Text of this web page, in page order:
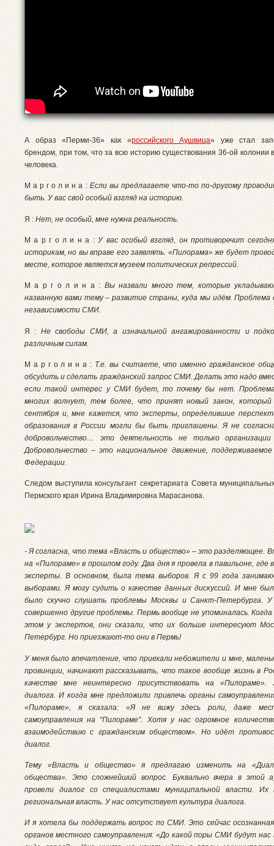
А образ «Перми-36» как «российского Аушвица» уже стал
брендом, при том, что за всю историю существования 36-ой колонии
человека.
М а р г о л и н а :Если вы предлагаете что-то по-другому
быть. У вас свой особый взгляд на историю.
Я : Нет, не особый, мне нужна реальность.
М а р г о л и н а :У вас особый взгляд, он противоречит
историкам, но вы вправе его заявлять. «Пилорама» же будет
месте, которое является музеем политических репрессий.
М а р г о л и н а : Вы назвали много тем, которые
названную вами тему – развитие страны, куда мы идём.
независимости СМИ.
Я : Не свободы СМИ, а изначальной ангажированности и
различным силам.
М а р г о л и н а :Т.е. вы считаете, что именно гражданское
обсудить и сделать гражданский запрос СМИ. Делать это надо
если такой интерес у СМИ будет, то почему бы нет. Проблема
многих волнует, тем более, что принят новый закон,
сентября и, мне кажется, что эксперты, определившие
образования в России могли бы быть приглашены. Я не
добровольчество… это деятельность не только
Добровольчество – это национальное движение, поддерживаемое
Федерации.
Следом выступила консультант секретариата Совета
Пермского края Ирина Владимировна Марасанова.
- Я согласна, что тема «Власть и общество» – это разделяющее.
на «Пилораме» в прошлом году. Два дня я провела в павильоне, где
эксперты. В основном, была тема выборов. Я с 99 года
выборами. Я могу судить о качестве данных дискуссий. И мне
было скучно слушать проблемы Москвы и Санкт-Петербурга.
совершенно другие проблемы. Пермь вообще не упоминалась. Когда
этом у экспертов, они сказали, что их больше интересуют
Петербург. Но приезжают-то они в Пермь!
У меня было впечатление, что приехали небожители и мне,
провинции, начинают рассказывать, что такое вообще жизнь в
качестве мне неинтересно присутствовать на «Пилораме».
диалога. И когда мне предложили привлечь органы
«Пилораме», я сказала: «Я не вижу здесь роли, даже
самоуправления на “Пилораме”. Хотя у нас огромное
взаимодействию с гражданским обществом». Но идёт
диалог.
Тему «Власть и общество» я предлагаю изменить на
общества». Это сложнейший вопрос. Буквально вчера в этой
провели диалог со специалистами муниципальной власти.
региональная власть. У нас отсутствует культура диалога.
И я хотела бы поддержать вопрос по СМИ. Это сейчас осознанная
органов местного самоуправления: «До какой поры СМИ будут